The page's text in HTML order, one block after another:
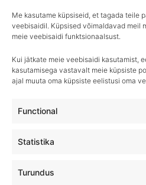
Me kasutame küpsiseid, et tagada teile
veebisaidil. Küpsised võimaldavad meil
meie veebisaidi funktsionaalsust.
Kui jätkate meie veebisaidi kasutamist,
kasutamisega vastavalt meie küpsiste
ajal muuta oma küpsiste eelistusi oma
Functional
Statistika
Turundus
Kätehooldus
Tekstiil
Igapäevane hooldus,